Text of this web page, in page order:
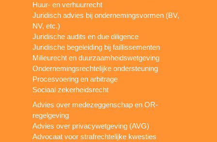
Huur- en verhuurrecht
Juridisch advies bij ondernemingsvormen (BV,
NV, etc.)
Juridische audits en due diligence
Juridische begeleiding bij faillissementen
Milieurecht en duurzaamheidswetgeving
Ondernemingsrechtelijke ondersteuning
Procesvoering en arbitrage
Sociaal zekerheidsrecht
Advies over medezeggenschap en OR-
regelgeving
Advies over privacywetgeving (AVG)
Advocaat voor strafrechtelijke kwesties